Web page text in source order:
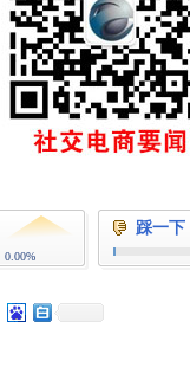
0.00%
踩一下